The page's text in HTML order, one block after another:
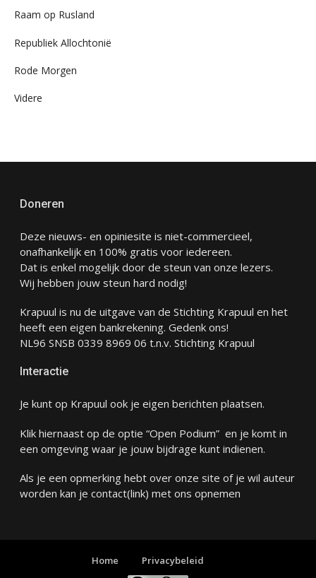
Raam op Rusland
Republiek Allochtonië
Rode Morgen
Videre
Doneren
Deze nieuws- en opiniesite is niet-commercieel,
onafhankelijk en 100% gratis voor iedereen.
Dat is enkel mogelijk door de steun van onze lezers.
Wij hebben jouw steun hard nodig!
Krapuul is nu de uitgave van de Stichting Krapuul en het
heeft een eigen bankrekening. Gedenk ons!
NL96 SNSB 0339 8969 06 t.n.v. Stichting Krapuul
Interactie
Je kunt op Krapuul ook je eigen berichten plaatsen.
Klik hiernaast op de optie “Open Podium” en je komt in
een omgeving waar je jouw bijdrage kunt indienen.
Als je een opmerking hebt over onze site of je wil auteur
worden kan je contact(link) met ons opnemen
Home Privacybeleid